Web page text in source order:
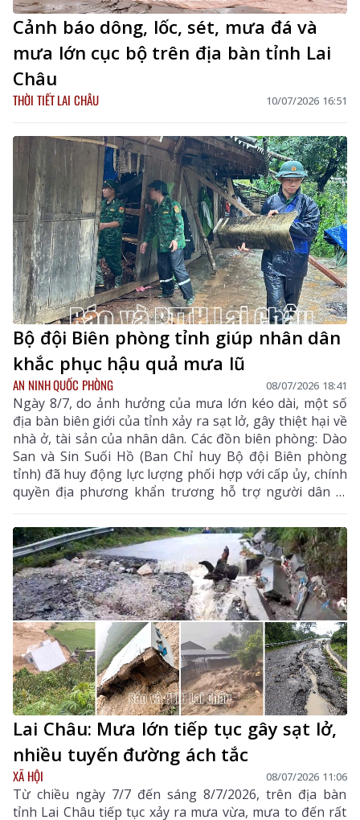
Cảnh báo dông, lốc, sét, mưa đá và
mưa lớn cục bộ trên địa bàn tỉnh Lai
Châu
THỜI TIẾT LAI CHÂU 10/07/2026 16:51
Bộ đội Biên phòng tỉnh giúp nhân dân
khắc phục hậu quả mưa lũ
AN NINH QUỐC PHÒNG 08/07/2026 18:41
Ngày 8/7, do ảnh hưởng của mưa lớn kéo dài, một số
địa bàn biên giới của tỉnh xảy ra sạt lở, gây thiệt hại về
nhà ở, tài sản của nhân dân. Các đồn biên phòng: Dào
San và Sin Suối Hồ (Ban Chỉ huy Bộ đội Biên phòng
tỉnh) đã huy động lực lượng phối hợp với cấp ủy, chính
quyền địa phương khẩn trương hỗ trợ người dân di
dời người và tài sản đến nơi an toàn.
Lai Châu: Mưa lớn tiếp tục gây sạt lở,
nhiều tuyến đường ách tắc
XÃ HỘI 08/07/2026 11:06
Từ chiều ngày 7/7 đến sáng 8/7/2026, trên địa bàn
tỉnh Lai Châu tiếp tục xảy ra mưa vừa, mưa to đến rất